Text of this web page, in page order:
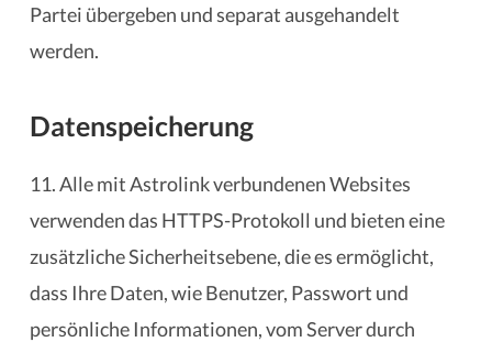
Partei übergeben und separat ausgehandelt
werden.
Datenspeicherung
11. Alle mit Astrolink verbundenen Websites
verwenden das HTTPS-Protokoll und bieten eine
zusätzliche Sicherheitsebene, die es ermöglicht,
dass Ihre Daten, wie Benutzer, Passwort und
persönliche Informationen, vom Server durch